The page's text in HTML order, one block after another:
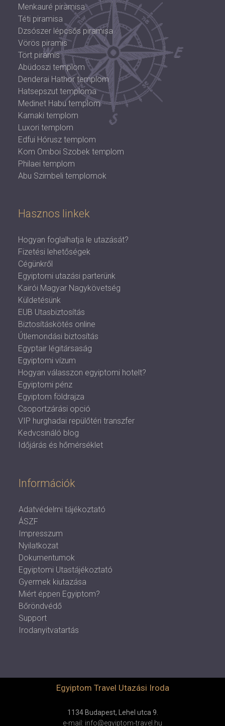
Menkauré piramisa
Téti piramisa
Dzsószer lépcsős piramisa
Vörös piramis
Tört piramis
Abüdoszi templom
Denderai Hathor templom
Hatsepszut temploma
Medinet Habu templom
Karnaki templom
Luxori templom
Edfui Hórusz templom
Kom Omboi Szobek templom
Philaei templom
Abu Szimbeli templomok
Hasznos linkek
Hogyan foglalhatja le utazását?
Fizetési lehetőségek
Cégünkről
Egyiptomi utazási parterünk
Kairói Magyar Nagykövetség
Küldetésünk
EUB Utasbiztosítás
Biztosításkötés online
Útlemondási biztosítás
Egyptair légitársaság
Egyiptomi vízum
Hogyan válasszon egyiptomi hotelt?
Egyiptomi pénz
Egyiptom földrajza
Csoportzárási opció
VIP hurghadai repülőtéri transzfer
Kedvcsináló blog
Időjárás és hőmérséklet
Információk
Adatvédelmi tájékoztató
ÁSZF
Impresszum
Nyilatkozat
Dokumentumok
Egyiptomi Utastájékoztató
Gyermek kiutazása
Miért éppen Egyiptom?
Bőröndvédő
Support
Irodanyitvatartás
Egyiptom Travel Utazási Iroda
1134 Budapest, Lehel utca 9.
e-mail: info@egyiptom-travel.hu